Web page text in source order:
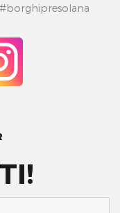
#borghipresolana